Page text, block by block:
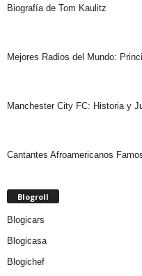
Biografía de Tom Kaulitz
Mejores Radios del Mundo:
Manchester City FC: Historia y
Cantantes Afroamericanos
Blogroll
Blogicars
Blogicasa
Blogichef